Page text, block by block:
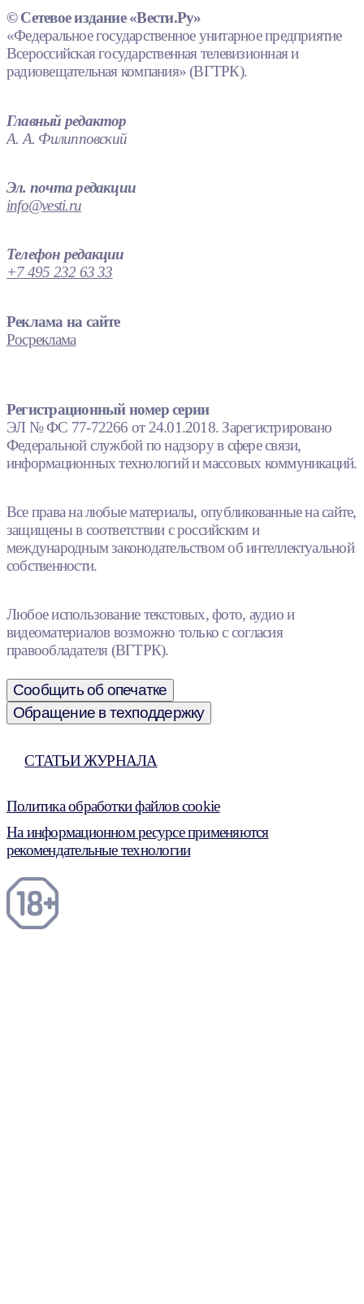
© Сетевое издание «Вести.Ру»
«Федеральное государственное унитарное предприятие
Всероссийская государственная телевизионная и
радиовещательная компания» (ВГТРК).
Главный редактор
А. А. Филипповский
Эл. почта редакции
info@vesti.ru
Телефон редакции
+7 495 232 63 33
Реклама на сайте
Росреклама
Регистрационный номер серии
ЭЛ № ФС 77-72266 от 24.01.2018. Зарегистрировано
Федеральной службой по надзору в сфере связи,
информационных технологий и массовых коммуникаций.
Все права на любые материалы, опубликованные на сайте,
защищены в соответствии с российским и
международным законодательством об интеллектуальной
собственности.
Любое использование текстовых, фото, аудио и
видеоматериалов возможно только с согласия
правообладателя (ВГТРК).
Сообщить об опечатке
Обращение в техподдержку
СТАТЬИ ЖУРНАЛА
Политика обработки файлов cookie
На информационном ресурсе применяются
рекомендательные технологии